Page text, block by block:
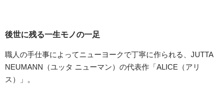
後世に残る一生モノの一足
職人の手仕事によってニューヨークで丁寧に作られる、JUTTA
NEUMANN（ユッタ ニューマン）の代表作「ALICE（アリ
ス）」。